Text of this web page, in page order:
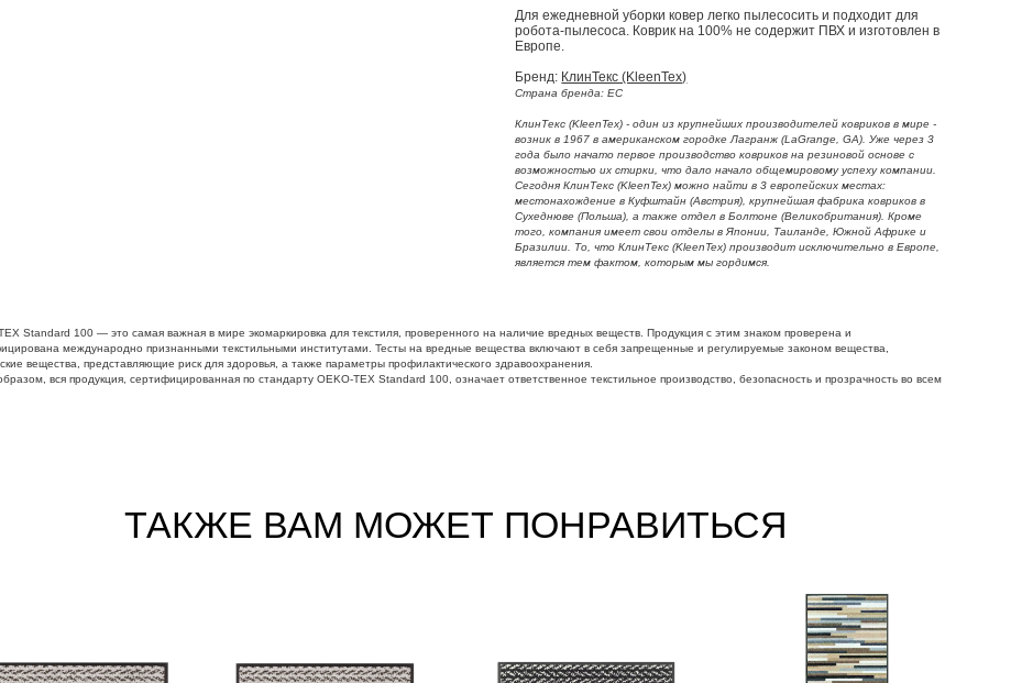
Для ежедневной уборки ковер легко пылесосить и подходит для
робота-пылесоса. Коврик на 100% не содержит ПВХ и изготовлен в
Европе.
Бренд: КлинТекс (KleenTex)
Страна бренда: EC
КлинТекс (KleenTex) - один из крупнейших производителей ковриков в мире -
возник в 1967 в американском городке Лагранж (LaGrange, GA). Уже через 3
года было начато первое производство ковриков на резиновой основе с
возможностью их стирки, что дало начало общемировому успеху компании.
Сегодня КлинТекс (KleenTex) можно найти в 3 европейских местах:
местонахождение в Куфштайн (Австрия), крупнейшая фабрика ковриков в
Сухеднюве (Польша), а также отдел в Болтоне (Великобритания). Кроме
того, компания имеет свои отделы в Японии, Таиланде, Южной Африке и
Бразилии. То, что КлинТекс (KleenTex) производит исключительно в Европе,
является тем фактом, которым мы гордимся.
Standard 100 — это самая важная в мире экомаркировка для текстиля, проверенного на наличие вредных веществ. Продукция с этим знаком проверена и
международно признанными текстильными институтами. Тесты на вредные вещества включают в себя запрещенные и регулируемые законом вещества,
вещества, представляющие риск для здоровья, а также параметры профилактического здравоохранения.
вся продукция, сертифицированная по стандарту OEKO-TEX Standard 100, означает ответственное текстильное производство, безопасность и прозрачность во всем
ТАКЖЕ ВАМ МОЖЕТ ПОНРАВИТЬСЯ